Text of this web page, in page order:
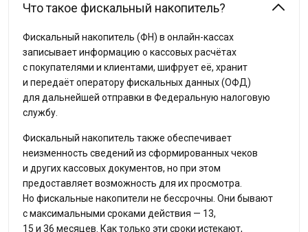
Что такое фискальный накопитель?
Фискальный накопитель (ФН) в онлайн-кассах
записывает информацию о кассовых расчётах
с покупателями и клиентами, шифрует её, хранит
и передаёт оператору фискальных данных (ОФД)
для дальнейшей отправки в Федеральную налоговую
службу.
Фискальный накопитель также обеспечивает
неизменность сведений из сформированных чеков
и других кассовых документов, но при этом
предоставляет возможность для их просмотра.
Но фискальные накопители не бессрочны. Они бывают
с максимальными сроками действия — 13,
15 и 36 месяцев. Как только эти сроки истекают,